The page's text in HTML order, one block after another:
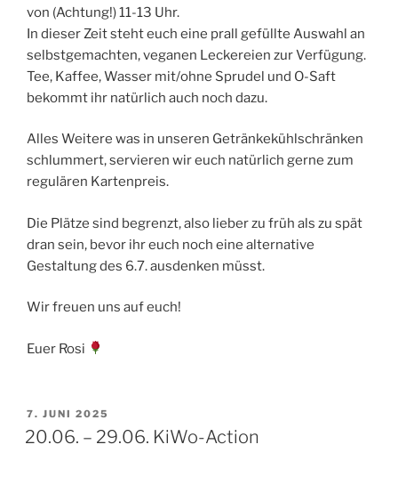
von (Achtung!) 11-13 Uhr.
In dieser Zeit steht euch eine prall gefüllte Auswahl an
selbstgemachten, veganen Leckereien zur Verfügung.
Tee, Kaffee, Wasser mit/ohne Sprudel und O-Saft
bekommt ihr natürlich auch noch dazu.
Alles Weitere was in unseren Getränkekühlschränken
schlummert, servieren wir euch natürlich gerne zum
regulären Kartenpreis.
Die Plätze sind begrenzt, also lieber zu früh als zu spät
dran sein, bevor ihr euch noch eine alternative
Gestaltung des 6.7. ausdenken müsst.
Wir freuen uns auf euch!
Euer Rosi
VERÖFFENTLICHT
AM
7. JUNI 2025
20.06. – 29.06. KiWo-Action